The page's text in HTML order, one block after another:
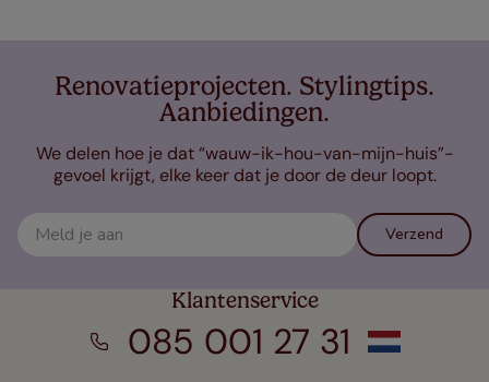
Renovatieprojecten. Stylingtips.
Aanbiedingen.
We delen hoe je dat “wauw-ik-hou-van-mijn-huis”-
gevoel krijgt, elke keer dat je door de deur loopt.
Verzend
Klantenservice
085 001 27 31